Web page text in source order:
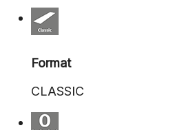
Format
CLASSIC